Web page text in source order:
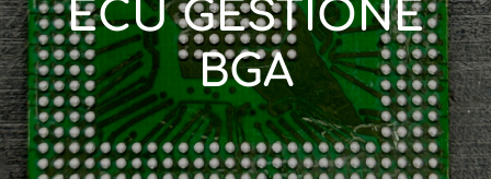
ECU GESTIONE
BGA